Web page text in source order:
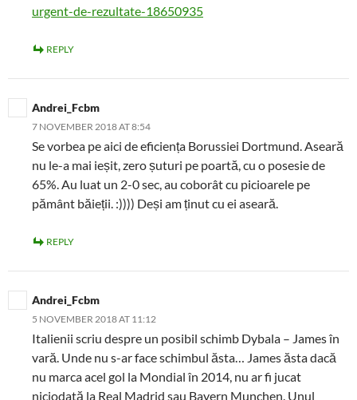
urgent-de-rezultate-18650935
REPLY
Andrei_Fcbm
7 NOVEMBER 2018 AT 8:54
Se vorbea pe aici de eficiența Borussiei Dortmund. Aseară
nu le-a mai ieșit, zero șuturi pe poartă, cu o posesie de
65%. Au luat un 2-0 sec, au coborât cu picioarele pe
pământ băieții. :)))) Deși am ținut cu ei aseară.
REPLY
Andrei_Fcbm
5 NOVEMBER 2018 AT 11:12
Italienii scriu despre un posibil schimb Dybala – James în
vară. Unde nu s-ar face schimbul ăsta… James ăsta dacă
nu marca acel gol la Mondial în 2014, nu ar fi jucat
niciodată la Real Madrid sau Bayern Munchen. Unul